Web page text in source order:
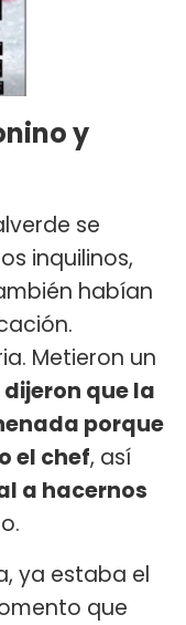
y
se
inquilinos,
habían
Metieron un
dijeron que la
porque
el chef, así
a hacernos
ya estaba el
que